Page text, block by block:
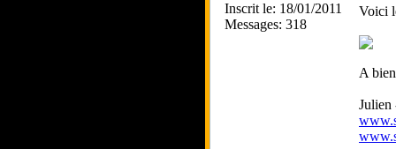
Inscrit le: 18/01/2011
Messages: 318
Voici
A